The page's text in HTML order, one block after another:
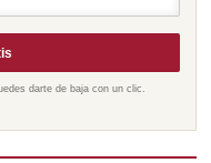
darte de baja con un clic.